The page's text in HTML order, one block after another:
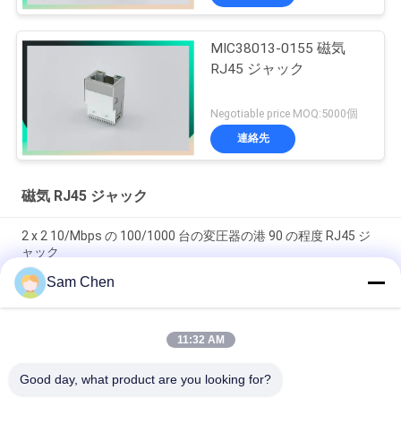
MIC38013-0155 磁気
RJ45 ジャック
Negotiable price MOQ:5000個
連絡先
磁気 RJ45 ジャック
2 x 2 10/Mbps の 100/1000 台の変圧器の港 90 の程度 RJ45 ジ
ャック
PBT のイーサネット RJ45 ジャック RMA-065BC-20F6-YG 2 x 1
の港 10/100/1000 Mbps
90 度磁気 RJ45 ジャックの 10/100M RJ45 8P8C のメス コネク
Sam Chen
11:32 AM
Good day, what product are you looking for?